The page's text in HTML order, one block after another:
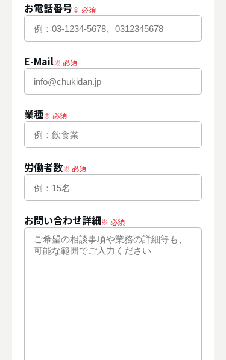
お電話番号
E-Mail
業種
労働者数
お問い合わせ詳細